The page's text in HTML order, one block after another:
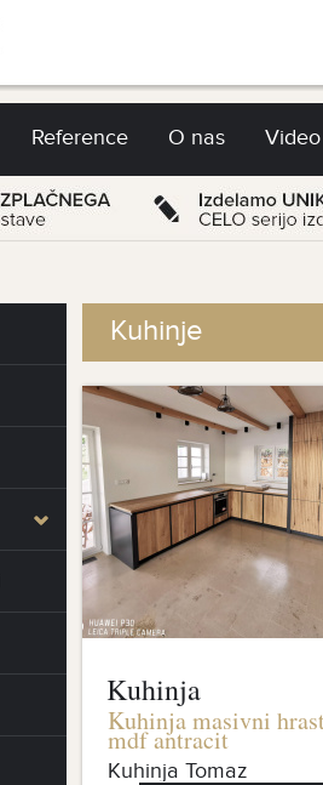
Reference O nas Video
Kuhinje
Kuhinja
Kuhinja masivni
mdf antracit
Kuhinja Tomaz